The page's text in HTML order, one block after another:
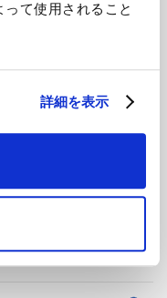
て使用されること
詳細を表示